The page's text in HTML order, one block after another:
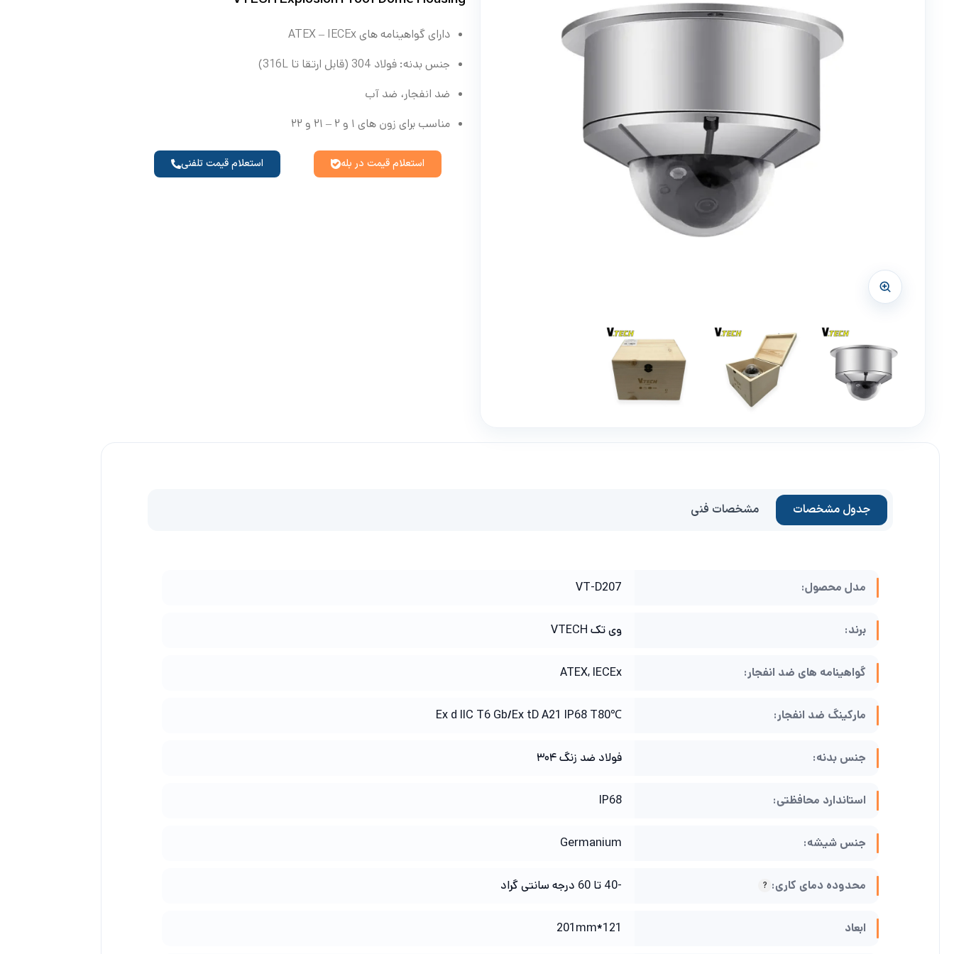
دارای گواهینامه های ATEX – IECEx
جنس بدنه: فولاد 304 (قابل ارتقا تا 316L)
ضد انفجار، ضد آب
مناسب برای زون های ۱ و ۲ – ۲۱ و ۲۲
استعلام قیمت در بله استعلام قیمت تلفنی
جدول مشخصات مشخصات فنی
مدل محصول: VT-D207
برند: وی تک VTECH
گواهینامه های ضد انفجار: ATEX, IECEx
مارکینگ ضد انفجار: ℃Ex d IIC T6 Gb/Ex tD A21 IP68 T80
جنس بدنه: فولاد ضد زنگ ۳۰۴
استاندارد محافظتی: IP68
جنس شیشه: Germanium
محدوده دمای کاری: -40 تا 60 درجه سانتی گراد
ابعاد 121*201mm